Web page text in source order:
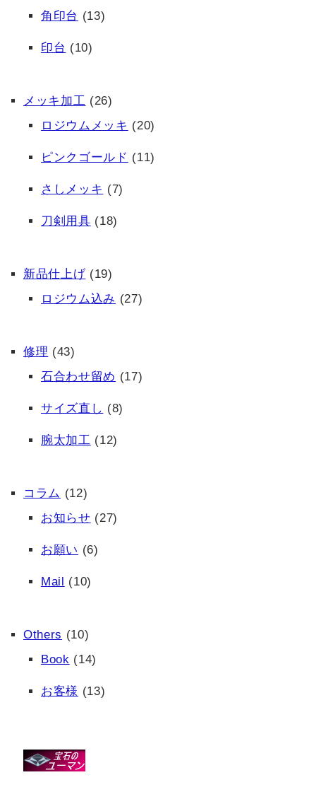
角印台 (13)
印台 (10)
メッキ加工 (26)
ロジウムメッキ (20)
ピンクゴールド (11)
さしメッキ (7)
刀剣用具 (18)
新品仕上げ (19)
ロジウム込み (27)
修理 (43)
石合わせ留め (17)
サイズ直し (8)
腕太加工 (12)
コラム (12)
お知らせ (27)
お願い (6)
Mail (10)
Others (10)
Book (14)
お客様 (13)